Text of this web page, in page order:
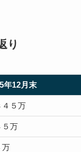
り
年12月末
４５万
５万
万